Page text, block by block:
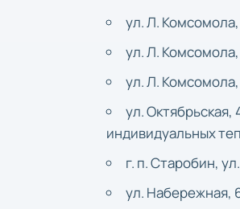
ул. Л.
ул. Л.
ул. Л.
ул.
индивидуальных
г. п. Старобин,
ул. Набережная,